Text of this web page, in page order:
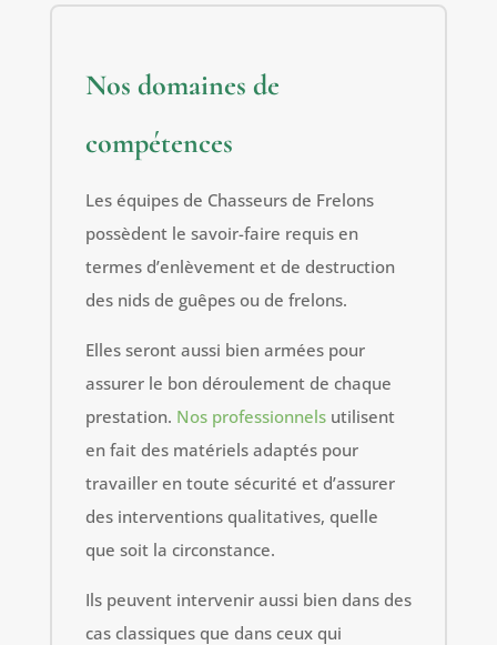
Nos domaines de
compétences
Les équipes de Chasseurs de Frelons
possèdent le savoir-faire requis en
termes d’enlèvement et de destruction
des nids de guêpes ou de frelons.
Elles seront aussi bien armées pour
assurer le bon déroulement de chaque
prestation. Nos professionnelsutilisent
en fait des matériels adaptés pour
travailler en toute sécurité et d’assurer
des interventions qualitatives, quelle
que soit la circonstance.
Ils peuvent intervenir aussi bien dans des
cas classiques que dans ceux qui